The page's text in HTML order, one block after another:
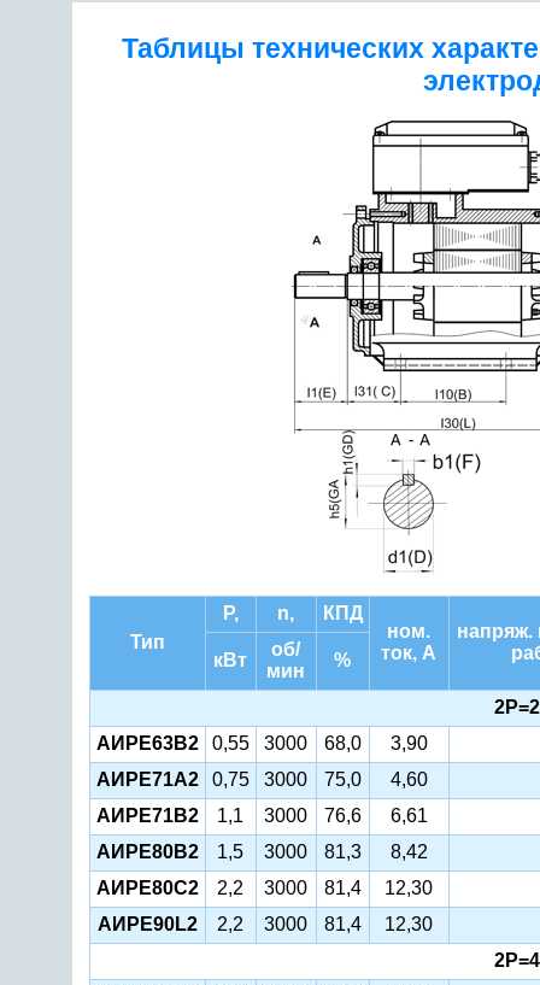
Таблицы технических
Тип
Р, n,
КПД
ном.
ток, А
напряж.
кВт
об/
мин
%
АИРЕ63В2
0,55 3000 68,0
3,90
АИРЕ71А2
0,75 3000 75,0
4,60
АИРЕ71В2
1,1 3000 76,6
6,61
АИРЕ80В2
1,5 3000 81,3
8,42
АИРЕ80С2
2,2 3000 81,4
12,30
AИРЕ90L2
2,2 3000 81,4
12,30